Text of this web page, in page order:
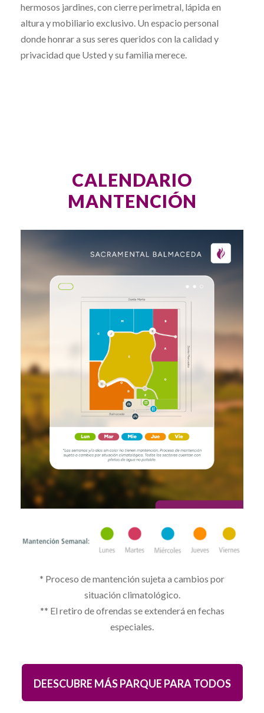
hermosos jardines, con cierre perimetral, lápida en
altura y mobiliario exclusivo. Un espacio personal
donde honrar a sus seres queridos con la calidad y
privacidad que Usted y su familia merece.
CALENDARIO
MANTENCIÓN
* Proceso de mantención sujeta a cambios por
situación climatológico.
** El retiro de ofrendas se extenderá en fechas
especiales.
DEESCUBRE MÁS PARQUE PARA TODOS